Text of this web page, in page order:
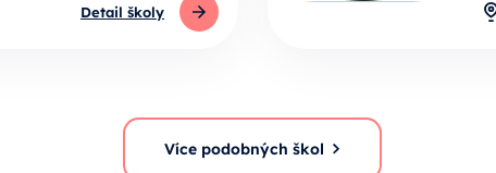
Detail školy
Více podobných škol